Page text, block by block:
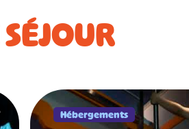
Hébergements